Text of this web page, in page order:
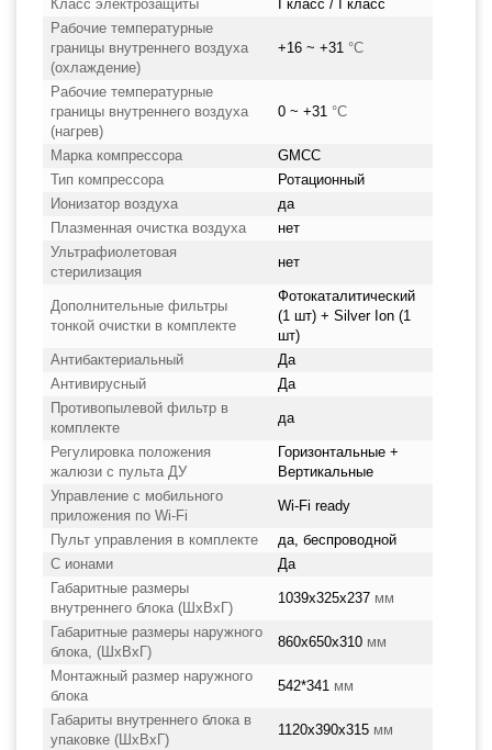
Класс электрозащиты
I класс / I класс
Рабочие температурные
границы внутреннего воздуха
(охлаждение)
+16 ~ +31 °C
Рабочие температурные
границы внутреннего воздуха
(нагрев)
0 ~ +31 °C
Марка компрессора
GMCC
Тип компрессора
Ротационный
Ионизатор воздуха
да
Плазменная очистка воздуха
нет
Ультрафиолетовая
стерилизация
нет
Дополнительные фильтры
тонкой очистки в комплекте
Фотокаталитический
(1 шт) + Silver Ion (1
шт)
Антибактериальный
Да
Антивирусный
Да
Противопылевой фильтр в
комплекте
да
Регулировка положения
жалюзи с пульта ДУ
Горизонтальные +
Вертикальные
Управление c мобильного
приложения по Wi-Fi
Wi-Fi ready
Пульт управления в комплекте
да, беспроводной
С ионами
Да
Габаритные размеры
внутреннего блока (ШхВхГ)
1039x325x237 мм
Габаритные размеры наружного
блока, (ШхВхГ)
860x650x310 мм
Монтажный размер наружного
блока
542*341 мм
Габариты внутреннего блока в
упаковке (ШхВхГ)
1120x390x315 мм